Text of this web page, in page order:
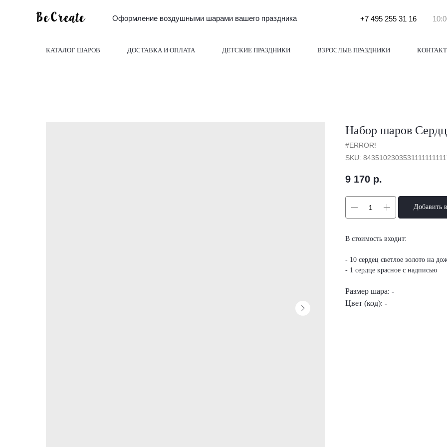
Оформление воздушными шарами вашего праздника +7 495 255 31 16
КАТАЛОГ ШАРОВ ДОСТАВКА И ОПЛАТА ДЕТСКИЕ ПРАЗДНИКИ ВЗРОСЛЫЕ ПРАЗДНИКИ
Набор шаров
#ERROR!
SKU:
9 170 р.
Добавить
В стоимость входит:
- 10 сердец светлое золото на
- 1 сердце красное с надписью
Размер шара: -
Цвет (код): -